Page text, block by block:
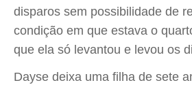
disparos sem possibilidade de
condição em que estava o
que ela só levantou e levou os
Dayse deixa uma filha de sete